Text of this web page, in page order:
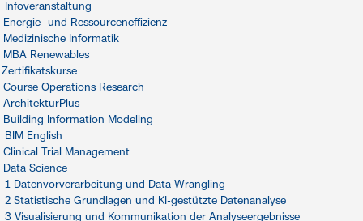
Infoveranstaltung
Energie- und Ressourceneffizienz
Medizinische Informatik
MBA Renewables
Zertifikatskurse
Course Operations Research
ArchitekturPlus
Building Information Modeling
BIM English
Clinical Trial Management
Data Science
1 Datenvorverarbeitung und Data Wrangling
2 Statistische Grundlagen und KI-gestützte Datenanalyse
3 Visualisierung und Kommunikation der Analyseergebnisse